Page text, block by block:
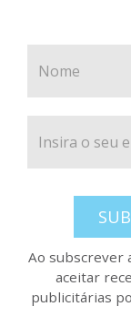
Ao subscrever
aceitar
publicitárias